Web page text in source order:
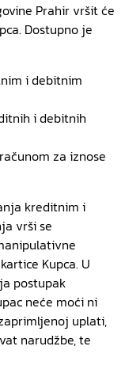
Prahir vršit će
Dostupno je
i debitnim
i debitnih
za iznose
kreditnim i
vrši se
Kupca. U
postupak
neće moći ni
uplati,
narudžbe, te